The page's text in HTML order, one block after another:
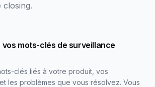
mots-clés de surveillance
clés liés à votre produit, vos
les problèmes que vous résolvez. Vous